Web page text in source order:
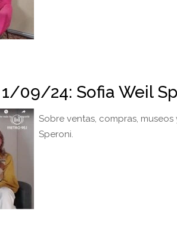
09/24: Sofia Weil
Sobre ventas, compras,
Speroni.